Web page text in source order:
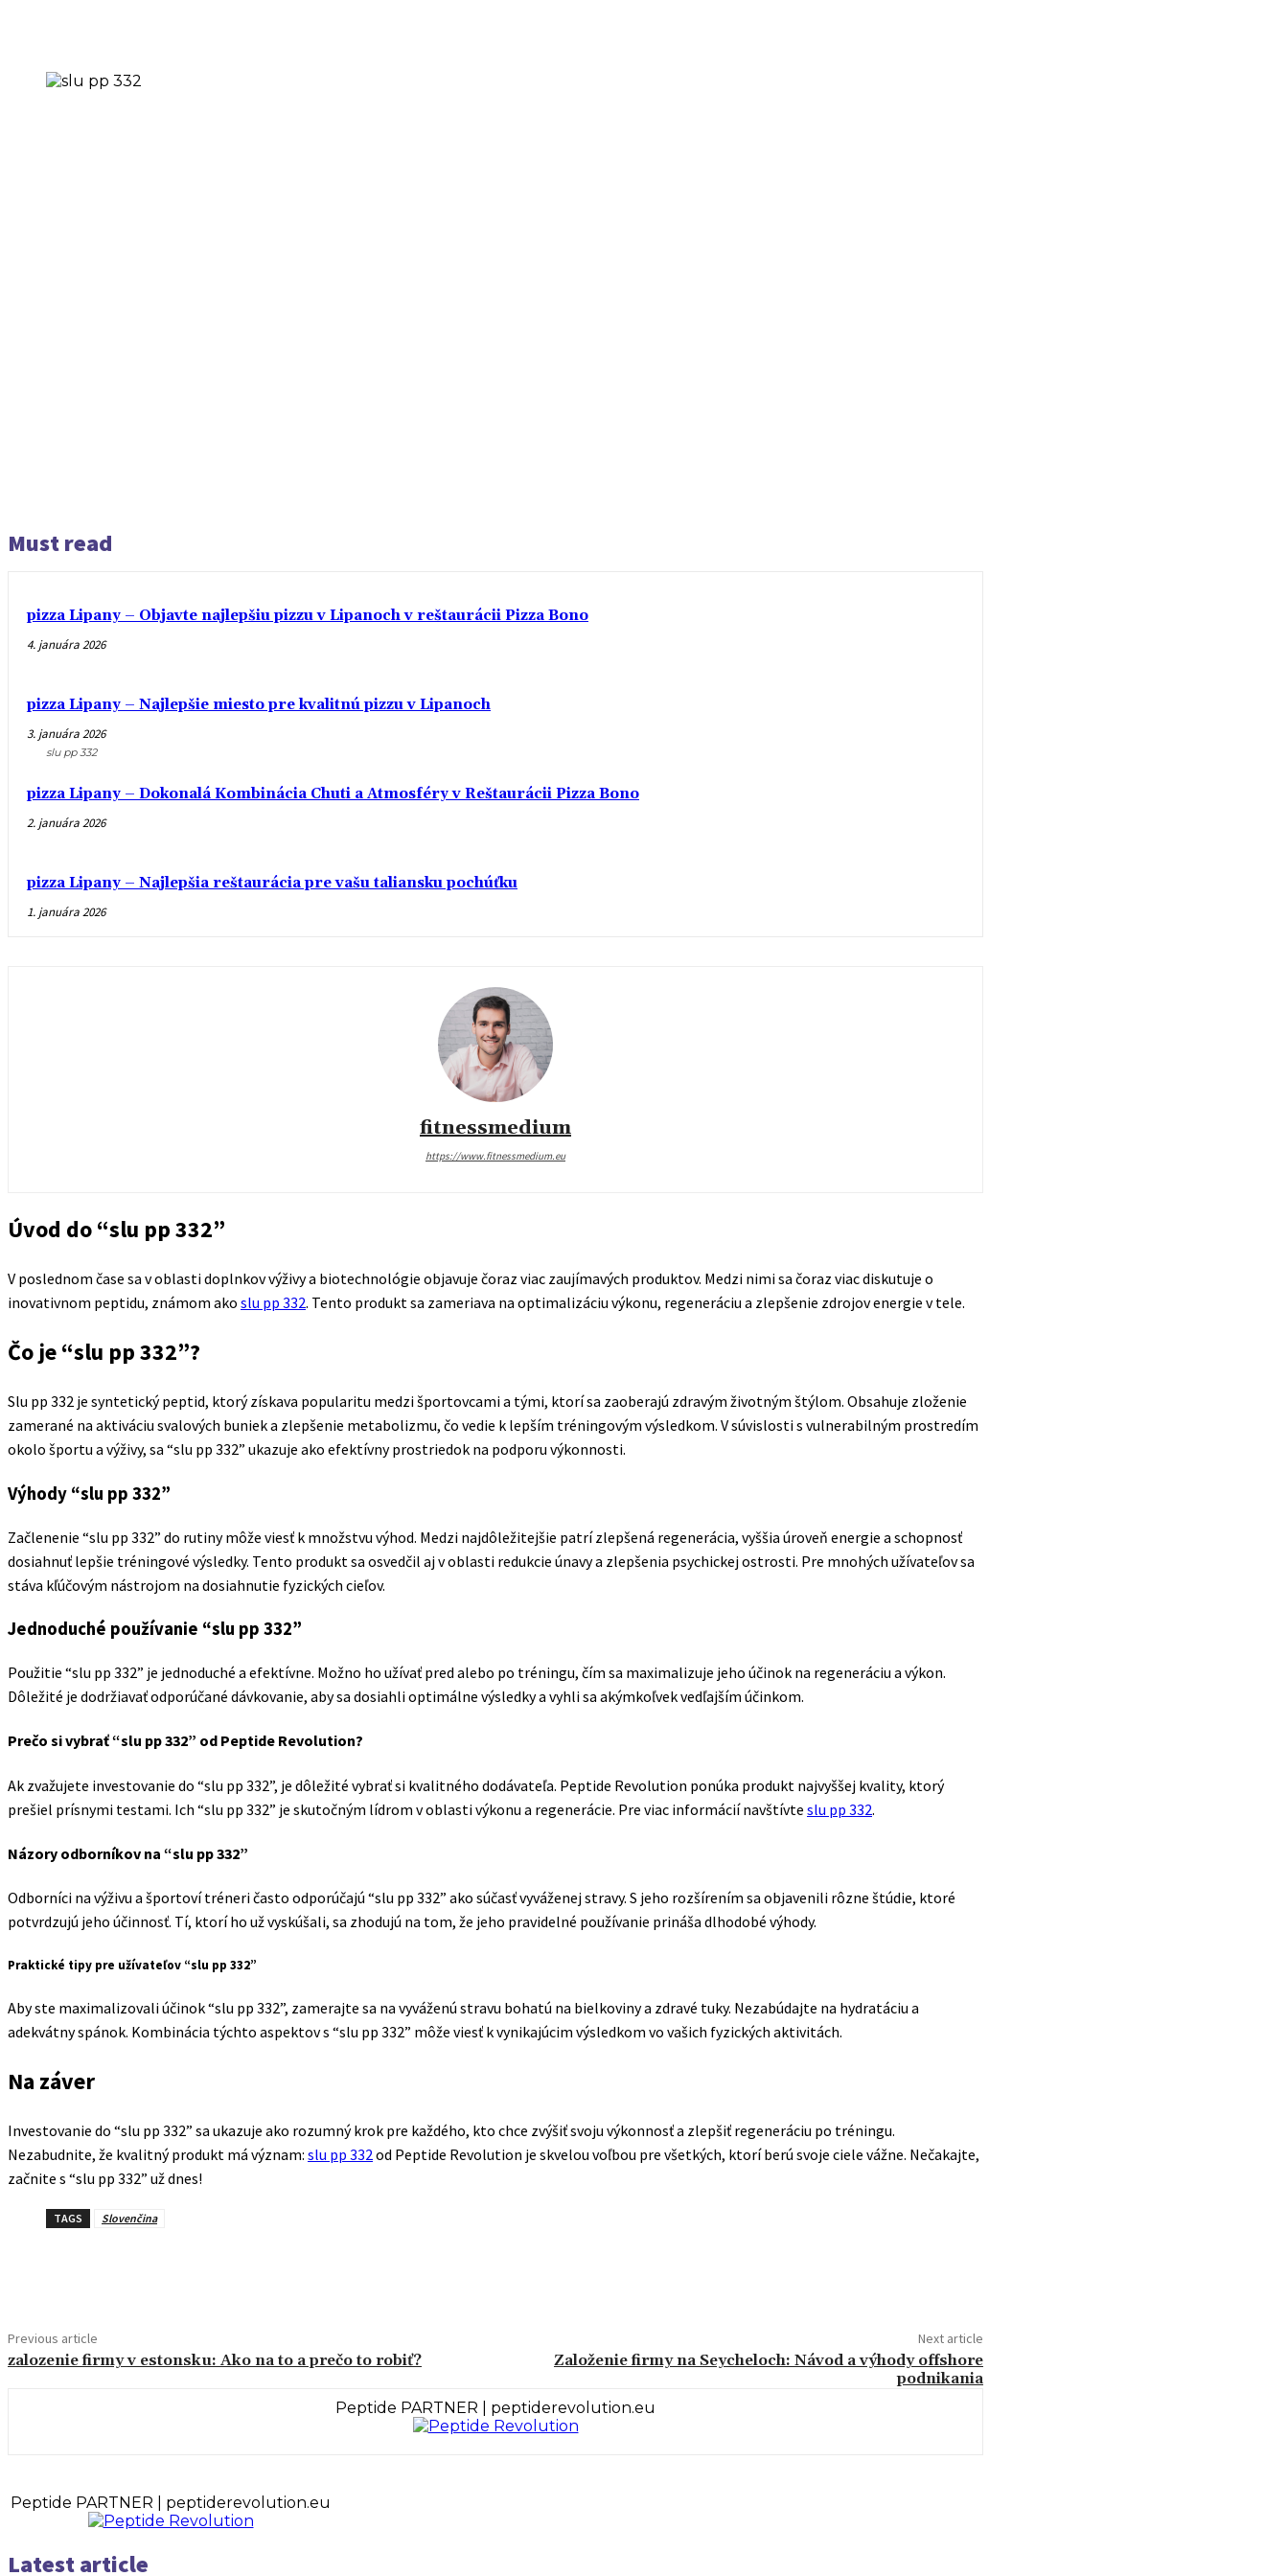
slu pp 332
Must read
pizza Lipany – Objavte najlepšiu pizzu v Lipanoch v reštaurácii Pizza Bono
4. januára 2026
pizza Lipany – Najlepšie miesto pre kvalitnú pizzu v Lipanoch
3. januára 2026
pizza Lipany – Dokonalá Kombinácia Chuti a Atmosféry v Reštaurácii Pizza Bono
2. januára 2026
pizza Lipany – Najlepšia reštaurácia pre vašu taliansku pochúťku
1. januára 2026
fitnessmedium
https://www.fitnessmedium.eu
Úvod do “slu pp 332”
V poslednom čase sa v oblasti doplnkov výživy a biotechnológie objavuje čoraz viac zaujímavých produktov. Medzi nimi sa čoraz viac diskutuje o
inovativnom peptidu, známom ako slu pp 332. Tento produkt sa zameriava na optimalizáciu výkonu, regeneráciu a zlepšenie zdrojov energie v tele.
Čo je “slu pp 332”?
Slu pp 332 je syntetický peptid, ktorý získava popularitu medzi športovcami a tými, ktorí sa zaoberajú zdravým životným štýlom. Obsahuje zloženie
zamerané na aktiváciu svalových buniek a zlepšenie metabolizmu, čo vedie k lepším tréningovým výsledkom. V súvislosti s vulnerabilným prostredím
okolo športu a výživy, sa “slu pp 332” ukazuje ako efektívny prostriedok na podporu výkonnosti.
Výhody “slu pp 332”
Začlenenie “slu pp 332” do rutiny môže viesť k množstvu výhod. Medzi najdôležitejšie patrí zlepšená regenerácia, vyššia úroveň energie a schopnosť
dosiahnuť lepšie tréningové výsledky. Tento produkt sa osvedčil aj v oblasti redukcie únavy a zlepšenia psychickej ostrosti. Pre mnohých užívateľov sa
stáva kľúčovým nástrojom na dosiahnutie fyzických cieľov.
Jednoduché používanie “slu pp 332”
Použitie “slu pp 332” je jednoduché a efektívne. Možno ho užívať pred alebo po tréningu, čím sa maximalizuje jeho účinok na regeneráciu a výkon.
Dôležité je dodržiavať odporúčané dávkovanie, aby sa dosiahli optimálne výsledky a vyhli sa akýmkoľvek vedľajším účinkom.
Prečo si vybrať “slu pp 332” od Peptide Revolution?
Ak zvažujete investovanie do “slu pp 332”, je dôležité vybrať si kvalitného dodávateľa. Peptide Revolution ponúka produkt najvyššej kvality, ktorý
prešiel prísnymi testami. Ich “slu pp 332” je skutočným lídrom v oblasti výkonu a regenerácie. Pre viac informácií navštívte slu pp 332.
Názory odborníkov na “slu pp 332”
Odborníci na výživu a športoví tréneri často odporúčajú “slu pp 332” ako súčasť vyváženej stravy. S jeho rozšírením sa objavenili rôzne štúdie, ktoré
potvrdzujú jeho účinnosť. Tí, ktorí ho už vyskúšali, sa zhodujú na tom, že jeho pravidelné používanie prináša dlhodobé výhody.
Praktické tipy pre užívateľov “slu pp 332”
Aby ste maximalizovali účinok “slu pp 332”, zamerajte sa na vyváženú stravu bohatú na bielkoviny a zdravé tuky. Nezabúdajte na hydratáciu a
adekvátny spánok. Kombinácia týchto aspektov s “slu pp 332” môže viesť k vynikajúcim výsledkom vo vašich fyzických aktivitách.
Na záver
Investovanie do “slu pp 332” sa ukazuje ako rozumný krok pre každého, kto chce zvýšiť svoju výkonnosť a zlepšiť regeneráciu po tréningu.
Nezabudnite, že kvalitný produkt má význam: slu pp 332od Peptide Revolution je skvelou voľbou pre všetkých, ktorí berú svoje ciele vážne. Nečakajte,
začnite s “slu pp 332” už dnes!
TAGS Slovenčina
Previous article
zalozenie firmy v estonsku: Ako na to a prečo to robiť?
Next article
Založenie firmy na Seycheloch: Návod a výhody offshore
podnikania
Peptide PARTNER | peptiderevolution.eu
Peptide PARTNER | peptiderevolution.eu
Latest article